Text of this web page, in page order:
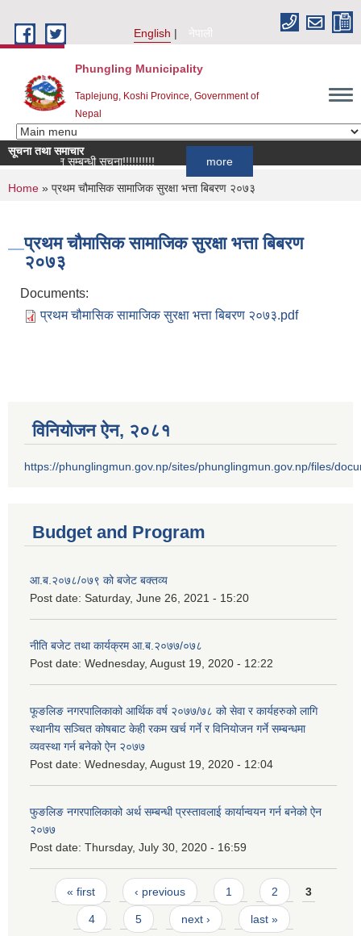
English
नेपाली
Phungling Municipality
Taplejung, Koshi Province, Government of
Nepal
सूचना तथा समाचार
आह्वान सम्बन्धी सूचना!!!!!!!!!!
You are here
Home » प्रथम चौमासिक सामाजिक सुरक्षा भत्ता बिबरण २०७३
प्रथम चौमासिक सामाजिक सुरक्षा भत्ता बिबरण
२०७३
Documents:
प्रथम चौमासिक सामाजिक सुरक्षा भत्ता बिबरण २०७३.pdf
विनियोजन ऐन‚ २०८१
https://phunglingmun.gov.np/sites/phunglingmun.gov.np/files/
Budget and Program
आ.ब.२०७८/०७९ को बजेट बक्तव्य
Post date: Saturday, June 26, 2021 - 15:20
नीति बजेट तथा कार्यक्रम आ.ब.२०७७/०७८
Post date: Wednesday, August 19, 2020 - 12:22
फूङलिङ नगरपालिकाको आर्थिक वर्ष २०७७/७८ को सेवा र कार्यहरुको लागि
स्थानीय सञ्चित कोषबाट केही रकम खर्च गर्ने र विनियोजन गर्ने सम्बन्धमा
व्यवस्था गर्न बनेको ऐन २०७७
Post date: Wednesday, August 19, 2020 - 12:04
फुङलिङ नगरपालिकाको अर्थ सम्बन्धी प्रस्तावलाई कार्यान्वयन गर्न बनेको ऐन
२०७७
Post date: Thursday, July 30, 2020 - 16:59
Pages
« first ‹ previous 1 2 3
4 5 next › last »